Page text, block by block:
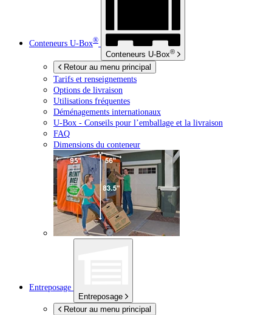
Conteneurs U-Box®
Conteneurs U-Box®
Retour au menu principal
Tarifs et renseignements
Options de livraison
Utilisations fréquentes
Déménagements internationaux
U-Box - Conseils pour l’emballage et la livraison
FAQ
Dimensions du conteneur
Entreposage
Entreposage
Retour au menu principal